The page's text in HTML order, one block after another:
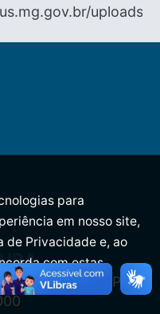
uploads/
s/n, Centro CEP:
para
em nosso site,
de Privacidade e, ao
com estas